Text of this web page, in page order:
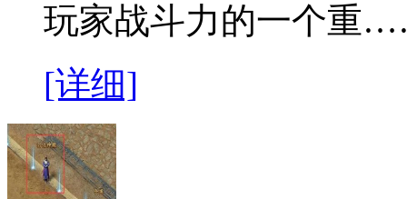
玩家战斗力的一个重
[详细]